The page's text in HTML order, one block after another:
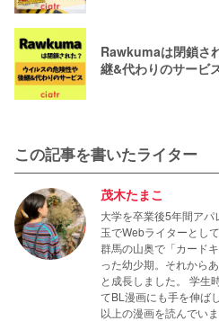
Rawkumaは閉鎖さ
継&代わりのサービ
この記事を書いたライター
茂木たまこ
大学を卒業後5年間ア
玉でWebライターとし
群馬の山奥で「カード
った幼少期。それから
と成長しました。 学生
てBL漫画にも手を伸ば
以上の漫画を読んでい